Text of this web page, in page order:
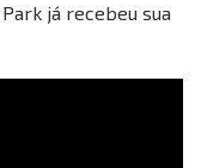
já recebeu sua